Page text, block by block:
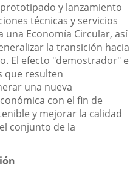
y lanzamiento
técnicas y servicios
una Economía Circular, así
la transición hacia
El efecto "demostrador" e
que resulten
una nueva
con el fin de
y mejorar la calidad
conjunto de la